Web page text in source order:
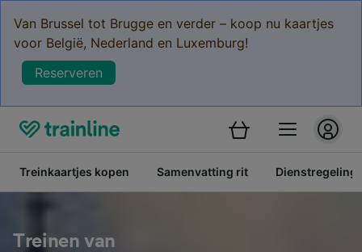
Van Brussel tot Brugge en verder – koop nu kaartjes
voor België, Nederland en Luxemburg!
Reserveren
Treinkaartjes kopen Samenvatting rit Dienstregeling
Treinen van